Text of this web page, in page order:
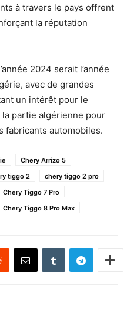
à travers le pays offrent
la réputation
2024 serait l’année
avec de grandes
un intérêt pour le
la partie algérienne pour
fabricants automobiles.
Chery Arrizo 5
tiggo 2
chery tiggo 2 pro
Chery Tiggo 7 Pro
Chery Tiggo 8 Pro Max